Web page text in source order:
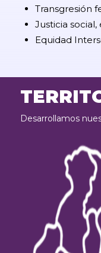
Transgresión
Justicia
Equidad
Desarrollamos